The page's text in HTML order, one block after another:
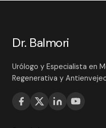
Dr. Balmori
Urólogo y Especialista en
Regenerativa y